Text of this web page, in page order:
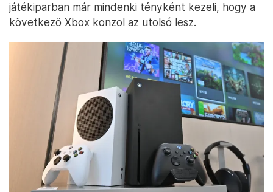
játékiparban már mindenki tényként kezeli, hogy a
következő Xbox konzol az utolsó lesz.